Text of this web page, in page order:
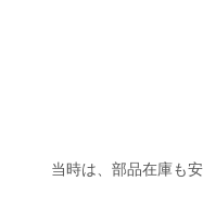
当時は、部品在庫も